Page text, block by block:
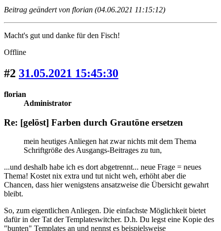
Beitrag geändert von florian (04.06.2021 11:15:12)
Macht's gut und danke für den Fisch!
Offline
#2 31.05.2021 15:45:30
florian
Administrator
Re: [gelöst] Farben durch Grautöne ersetzen
mein heutiges Anliegen hat zwar nichts mit dem Thema
Schriftgröße des Ausgangs-Beitrages zu tun,
...und deshalb habe ich es dort abgetrennt... neue Frage = neues
Thema! Kostet nix extra und tut nicht weh, erhöht aber die
Chancen, dass hier wenigstens ansatzweise die Übersicht gewahrt
bleibt.
So, zum eigentlichen Anliegen. Die einfachste Möglichkeit bietet
dafür in der Tat der Templateswitcher. D.h. Du legst eine Kopie des
"bunten" Templates an und nennst es beispielsweise